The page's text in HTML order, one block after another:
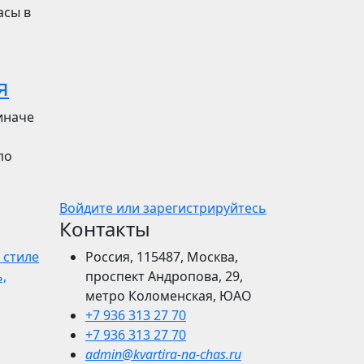
в
Войдите или зарегистрируйтесь
Контакты
Россия, 115487, Москва,
проспект Андропова, 29,
метро Коломенская, ЮАО
+7 936 313 27 70
+7 936 313 27 70
admin@kvartira-na-chas.ru